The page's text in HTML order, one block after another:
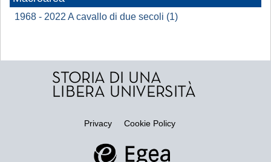
1968 - 2022 A cavallo di due secoli (1)
Privacy Cookie Policy